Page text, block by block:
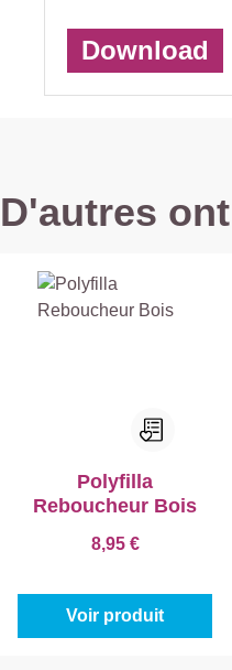
Download
D'autres
Polyfilla
Reboucheur Bois
8,95 €
Voir produit